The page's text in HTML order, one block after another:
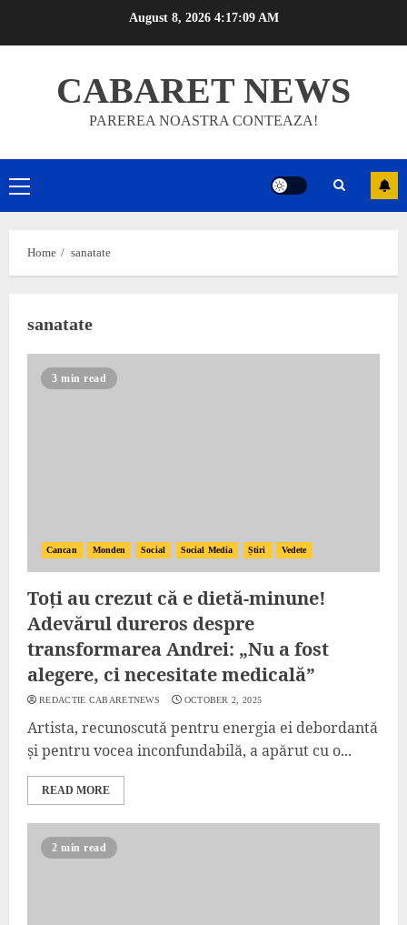
August 8, 2026 4:17:10 AM
CABARET NEWS
PAREREA NOASTRA CONTEAZA!
Primary
Menu
Home sanatate
sanatate
3 min read
Cancan Monden Social Social Media Știri Vedete
Toți au crezut că e dietă-minune!
Adevărul dureros despre
transformarea Andrei: „Nu a fost
alegere, ci necesitate medicală”
REDACTIE CABARETNEWS OCTOBER 2, 2025
Artista, recunoscută pentru energia ei debordantă
și pentru vocea inconfundabilă, a apărut cu o...
READ MORE
2 min read